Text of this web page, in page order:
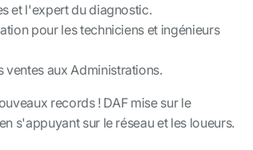
et l'expert du diagnostic.
pour les techniciens et ingénieurs
ventes aux Administrations.
records ! DAF mise sur le
s'appuyant sur le réseau et les loueurs.